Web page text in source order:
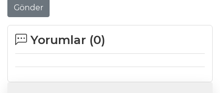
Gönder
Yorumlar (0)